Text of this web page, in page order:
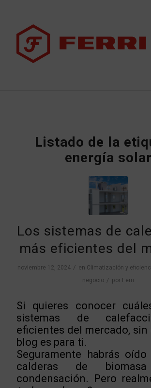
Listado de la
energía solar
Los sistemas de
más eficientes del
noviembre 12, 2024 / en Climatización y
negocio / por Ferri
Si quieres conocer
sistemas de
eficientes del mercado, sin
blog es para ti.
Seguramente habrás
calderas de
condensación. Pero